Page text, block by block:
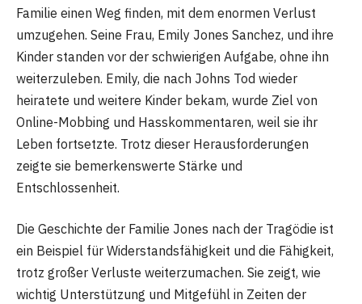
Familie einen Weg finden, mit dem enormen Verlust
umzugehen. Seine Frau, Emily Jones Sanchez, und ihre
Kinder standen vor der schwierigen Aufgabe, ohne ihn
weiterzuleben. Emily, die nach Johns Tod wieder
heiratete und weitere Kinder bekam, wurde Ziel von
Online-Mobbing und Hasskommentaren, weil sie ihr
Leben fortsetzte. Trotz dieser Herausforderungen
zeigte sie bemerkenswerte Stärke und
Entschlossenheit.
Die Geschichte der Familie Jones nach der Tragödie ist
ein Beispiel für Widerstandsfähigkeit und die Fähigkeit,
trotz großer Verluste weiterzumachen. Sie zeigt, wie
wichtig Unterstützung und Mitgefühl in Zeiten der